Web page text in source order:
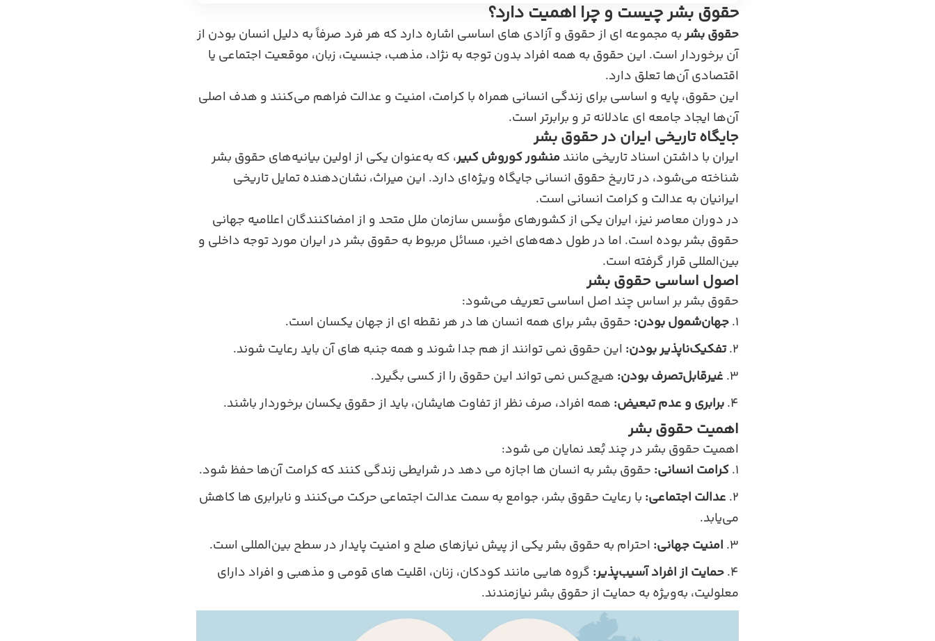
حقوق بشر چیست و چرا اهمیت دارد؟
حقوق بشربه مجموعه‌ ای از حقوق و آزادی‌ های اساسی اشاره دارد که هر فرد صرفاً به دلیل انسان بودن از
آن برخوردار است. این حقوق به همه افراد بدون توجه به نژاد، مذهب، جنسیت، زبان، موقعیت اجتماعی یا
اقتصادی آن‌ها تعلق دارد.
این حقوق، پایه و اساسی برای زندگی انسانی همراه با کرامت، امنیت و عدالت فراهم می‌کنند و هدف اصلی
آن‌ها ایجاد جامعه‌ ای عادلانه‌ تر و برابرتر است.
جایگاه تاریخی ایران در حقوق بشر
ایران با داشتن اسناد تاریخی مانندمنشور کوروش کبیر، که به‌عنوان یکی از اولین بیانیه‌های حقوق بشر
شناخته می‌شود، در تاریخ حقوق انسانی جایگاه ویژه‌ای دارد. این میراث، نشان‌دهنده تمایل تاریخی
ایرانیان به عدالت و کرامت انسانی است.
در دوران معاصر نیز، ایران یکی از کشورهای مؤسس سازمان ملل متحد و از امضاکنندگان اعلامیه جهانی
حقوق بشر بوده است. اما در طول دهه‌های اخیر، مسائل مربوط به حقوق بشر در ایران مورد توجه داخلی و
بین‌المللی قرار گرفته است.
اصول اساسی حقوق بشر
حقوق بشر بر اساس چند اصل اساسی تعریف می‌شود:
جهان‌شمول بودن: حقوق بشر برای همه انسان‌ ها در هر نقطه‌ ای از جهان یکسان است.
تفکیک‌ناپذیر بودن: این حقوق نمی‌ توانند از هم جدا شوند و همه جنبه‌ های آن باید رعایت شوند.
غیرقابل‌تصرف بودن: هیچ‌کس نمی‌ تواند این حقوق را از کسی بگیرد.
برابری و عدم تبعیض: همه افراد، صرف‌ نظر از تفاوت‌ هایشان، باید از حقوق یکسان برخوردار باشند.
اهمیت حقوق بشر
اهمیت حقوق بشر در چند بُعد نمایان می‌ شود:
کرامت انسانی: حقوق بشر به انسان‌ ها اجازه می‌ دهد در شرایطی زندگی کنند که کرامت آن‌ها حفظ شود.
عدالت اجتماعی: با رعایت حقوق بشر، جوامع به سمت عدالت اجتماعی حرکت می‌کنند و نابرابری‌ ها کاهش
می‌یابد.
امنیت جهانی: احترام به حقوق بشر یکی از پیش‌ نیازهای صلح و امنیت پایدار در سطح بین‌المللی است.
حمایت از افراد آسیب‌پذیر: گروه‌ هایی مانند کودکان، زنان، اقلیت‌ های قومی و مذهبی و افراد دارای
معلولیت، به‌ویژه به حمایت از حقوق بشر نیازمندند.